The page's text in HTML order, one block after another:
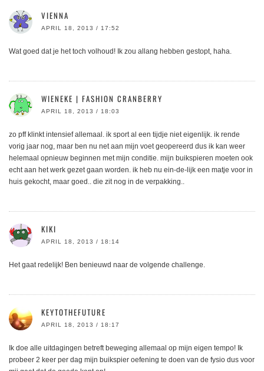
VIENNA
APRIL 18, 2013 / 17:52
Wat goed dat je het toch volhoud! Ik zou allang hebben gestopt, haha.
WIENEKE | FASHION CRANBERRY
APRIL 18, 2013 / 18:03
zo pff klinkt intensief allemaal. ik sport al een tijdje niet eigenlijk. ik rende
vorig jaar nog, maar ben nu net aan mijn voet geopereerd dus ik kan weer
helemaal opnieuw beginnen met mijn conditie. mijn buikspieren moeten ook
echt aan het werk gezet gaan worden. ik heb nu ein-de-lijk een matje voor in
huis gekocht, maar goed.. die zit nog in de verpakking..
KIKI
APRIL 18, 2013 / 18:14
Het gaat redelijk! Ben benieuwd naar de volgende challenge.
KEYTOTHEFUTURE
APRIL 18, 2013 / 18:17
Ik doe alle uitdagingen betreft beweging allemaal op mijn eigen tempo! Ik
probeer 2 keer per dag mijn buikspier oefening te doen van de fysio dus voor